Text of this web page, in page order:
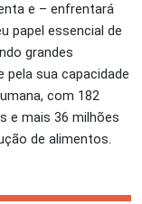
e – enfrentará
papel essencial de
grandes
pela sua capacidade
com 182
e mais 36 milhões
de alimentos.